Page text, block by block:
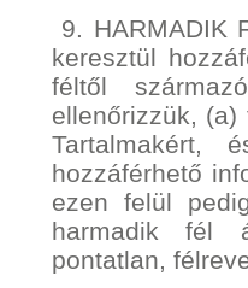
9. HARMADIK
keresztül
féltől
ellenőrizzük,
Tartalmakért,
hozzáférhető
ezen felül
harmadik fél
pontatlan,